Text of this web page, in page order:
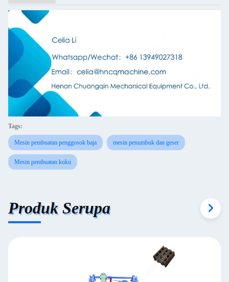
Tags:
Mesin pembuatan penggosok baja mesin penumbuk dan geser
Mesin pembuatan kuku
Produk Serupa